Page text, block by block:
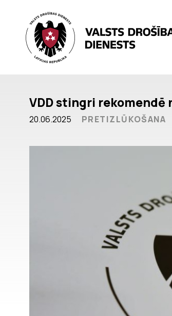
VDD stingri
20.06.2025 PRETIZLŪKOŠANA